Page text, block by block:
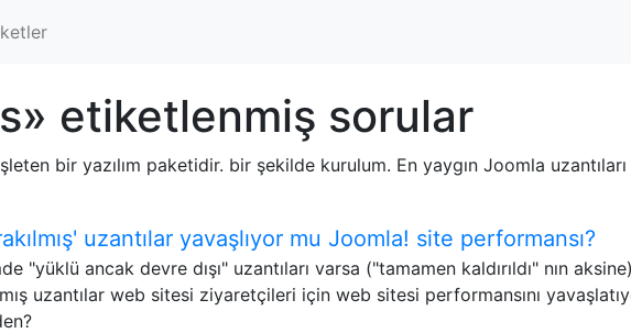
etiketlenmiş sorular
bir yazılım paketidir. bir şekilde kurulum. En yaygın Joomla
uzantılar yavaşlıyor mu Joomla! site performansı?
"yüklü ancak devre dışı" uzantıları varsa ("tamamen kaldırıldı" nın
uzantılar web sitesi ziyaretçileri için web sitesi performansını